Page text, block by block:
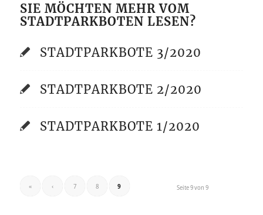
SIE MÖCHTEN MEHR VOM
STADTPARKBOTEN LESEN?
STADTPARKBOTE 3/2020
STADTPARKBOTE 2/2020
STADTPARKBOTE 1/2020
Seite 9 von 9
« ‹ 7 8 9